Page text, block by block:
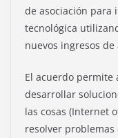
de asociación para
tecnológica
nuevos ingresos de
El acuerdo permite
desarrollar
las cosas (Internet
resolver problemas